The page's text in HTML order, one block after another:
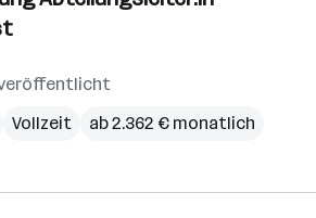
Vollzeit ab 2.362 € monatlich